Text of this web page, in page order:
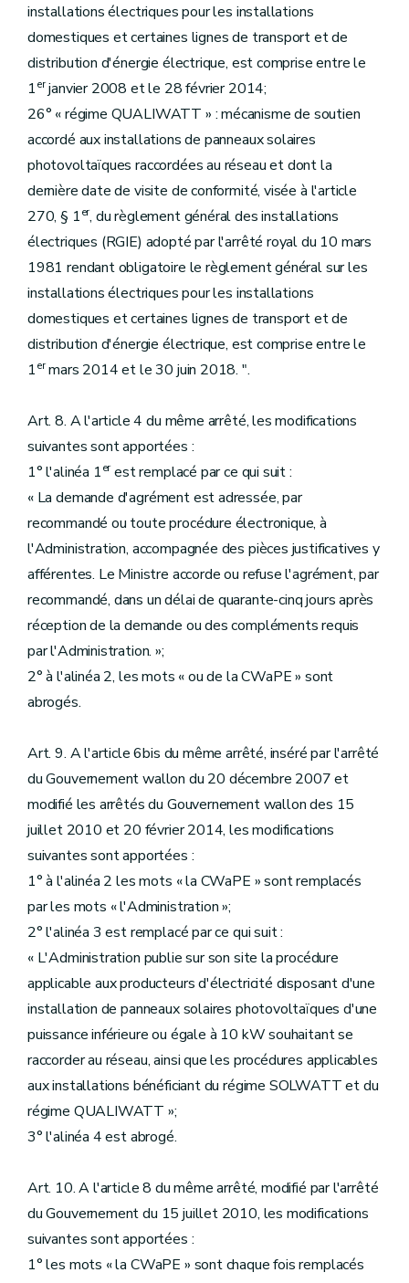
installations électriques pour les installations
domestiques et certaines lignes de transport et de
distribution d'énergie électrique, est comprise entre le
1erjanvier 2008 et le 28 février 2014;
26° « régime QUALIWATT » : mécanisme de soutien
accordé aux installations de panneaux solaires
photovoltaïques raccordées au réseau et dont la
dernière date de visite de conformité, visée à l'article
270, § 1er, du règlement général des installations
électriques (RGIE) adopté par l'arrêté royal du 10 mars
1981 rendant obligatoire le règlement général sur les
installations électriques pour les installations
domestiques et certaines lignes de transport et de
distribution d'énergie électrique, est comprise entre le
1ermars 2014 et le 30 juin 2018. ".
Art. 8. A l'article 4 du même arrêté, les modifications
suivantes sont apportées :
1° l'alinéa 1erest remplacé par ce qui suit :
« La demande d'agrément est adressée, par
recommandé ou toute procédure électronique, à
l'Administration, accompagnée des pièces justificatives y
afférentes. Le Ministre accorde ou refuse l'agrément, par
recommandé, dans un délai de quarante-cinq jours après
réception de la demande ou des compléments requis
par l'Administration. »;
2° à l'alinéa 2, les mots « ou de la CWaPE » sont
abrogés.
Art. 9. A l'article 6bis du même arrêté, inséré par l'arrêté
du Gouvernement wallon du 20 décembre 2007 et
modifié les arrêtés du Gouvernement wallon des 15
juillet 2010 et 20 février 2014, les modifications
suivantes sont apportées :
1° à l'alinéa 2 les mots « la CWaPE » sont remplacés
par les mots « l'Administration »;
2° l'alinéa 3 est remplacé par ce qui suit :
« L'Administration publie sur son site la procédure
applicable aux producteurs d'électricité disposant d'une
installation de panneaux solaires photovoltaïques d'une
puissance inférieure ou égale à 10 kW souhaitant se
raccorder au réseau, ainsi que les procédures applicables
aux installations bénéficiant du régime SOLWATT et du
régime QUALIWATT »;
3° l'alinéa 4 est abrogé.
Art. 10. A l'article 8 du même arrêté, modifié par l'arrêté
du Gouvernement du 15 juillet 2010, les modifications
suivantes sont apportées :
1° les mots « la CWaPE » sont chaque fois remplacés